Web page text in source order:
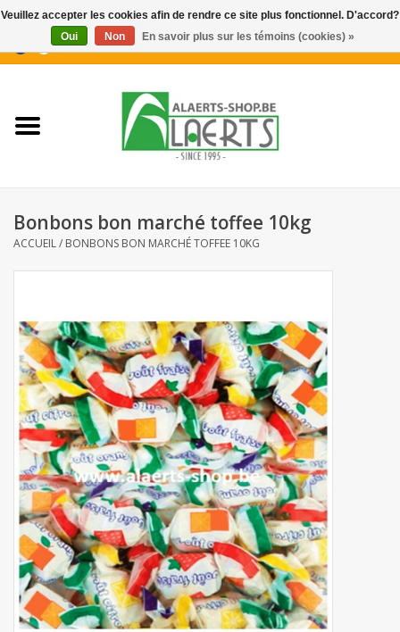
0 Articles - €0,00
Nouveautés
Biscuits pour le café
Boissons
Biscuits apéritifs / Snacks salés
Botanicals
Bonbons pour la bonbonnière
Rouleaux de caisse thermiques
Produits d'hygiène
Bonbons bon marché toffee 10kg
ACCUEIL/ BONBONS BON MARCHÉ TOFFEE 10KG
Veuillez accepter les cookies afin de rendre ce site plus fonctionnel. D'accord?
Oui
Non En savoir plus sur les témoins (cookies) »